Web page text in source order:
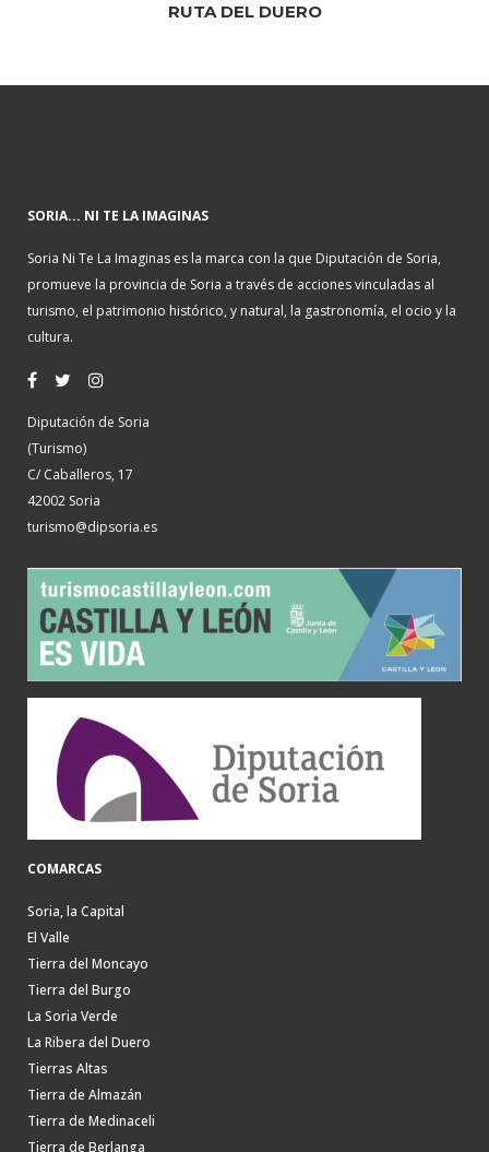
RUTA DEL DUERO
SORIA... NI TE LA IMAGINAS
Soria Ni Te La Imaginas es la marca con la que Diputación de Soria,
promueve la provincia de Soria a través de acciones vinculadas al
turismo, el patrimonio histórico, y natural, la gastronomía, el ocio y la
cultura.
Diputación de Soria
(Turismo)
C/ Caballeros, 17
42002 Soria
turismo@dipsoria.es
COMARCAS
Soria, la Capital
El Valle
Tierra del Moncayo
Tierra del Burgo
La Soria Verde
La Ribera del Duero
Tierras Altas
Tierra de Almazán
Tierra de Medinaceli
Tierra de Berlanga